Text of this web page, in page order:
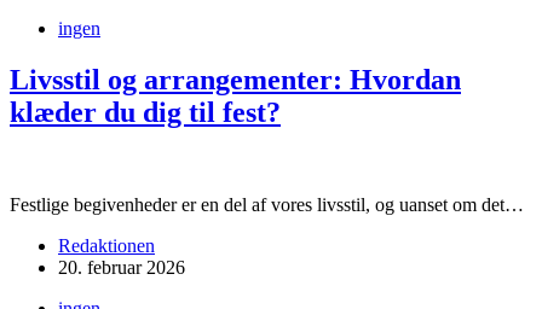
ingen
Livsstil og arrangementer: Hvordan
klæder du dig til fest?
Festlige begivenheder er en del af vores livsstil, og uanset om det…
Redaktionen
20. februar 2026